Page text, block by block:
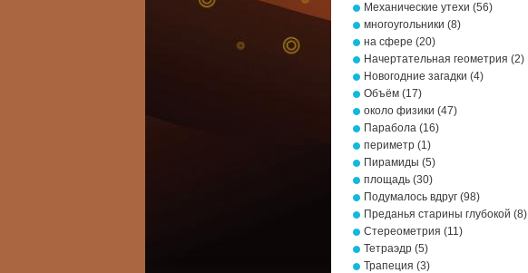
Механические утехи (56)
многоугольники (8)
на сфере (20)
Начертательная геометрия (2)
Новогодние загадки (4)
Объём (17)
около физики (47)
Парабола (16)
периметр (1)
Пирамиды (5)
площадь (30)
Подумалось вдруг (98)
Преданья старины глубокой (8)
Стереометрия (11)
Тетраэдр (5)
Трапеция (3)